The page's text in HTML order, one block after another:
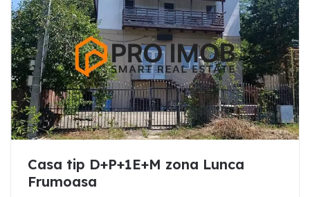
Casa tip D+P+1E+M zona Lunca
Frumoasa